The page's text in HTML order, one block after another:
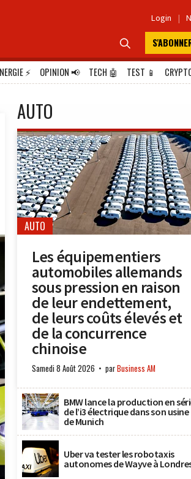
Login |

⚡ OPINION📢 TECH 🤖 TEST 📱
AUTO
AUTO
Les équipementiers
automobiles allemands
sous pression en raison
de leur endettement,
de leurs coûts élevés et
de la concurrence
chinoise
Samedi 8 Août 2026 parBusiness AM
BMW lance la production en
de l’i3 électrique dans son usine
de Munich
Uber va tester les robotaxis
autonomes de Wayve à